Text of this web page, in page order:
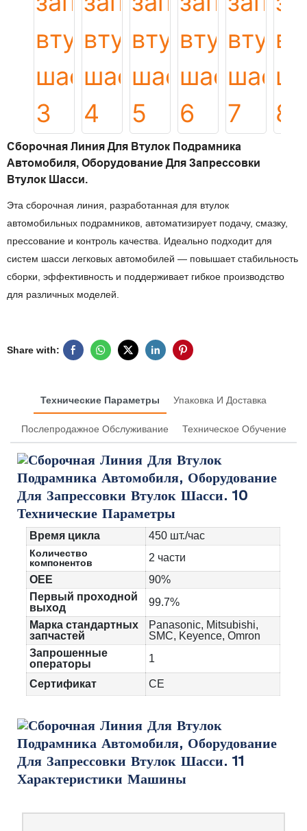
Сборочная Линия Для Втулок Подрамника
Автомобиля, Оборудование Для Запрессовки
Втулок Шасси.
Эта сборочная линия, разработанная для втулок
автомобильных подрамников, автоматизирует подачу, смазку,
прессование и контроль качества. Идеально подходит для
систем шасси легковых автомобилей — повышает стабильность
сборки, эффективность и поддерживает гибкое производство
для различных моделей.
Share with:
Технические Параметры Упаковка И Доставка
Послепродажное Обслуживание Техническое Обучение
Технические Параметры
Время цикла 450 шт./час
Количество
компонентов
2 части
OEE
90%
Первый проходной
выход
99.7%
Марка стандартных
запчастей
Panasonic, Mitsubishi,
SMC, Keyence, Omron
Запрошенные
операторы
1
Сертификат CE
Характеристики Машины